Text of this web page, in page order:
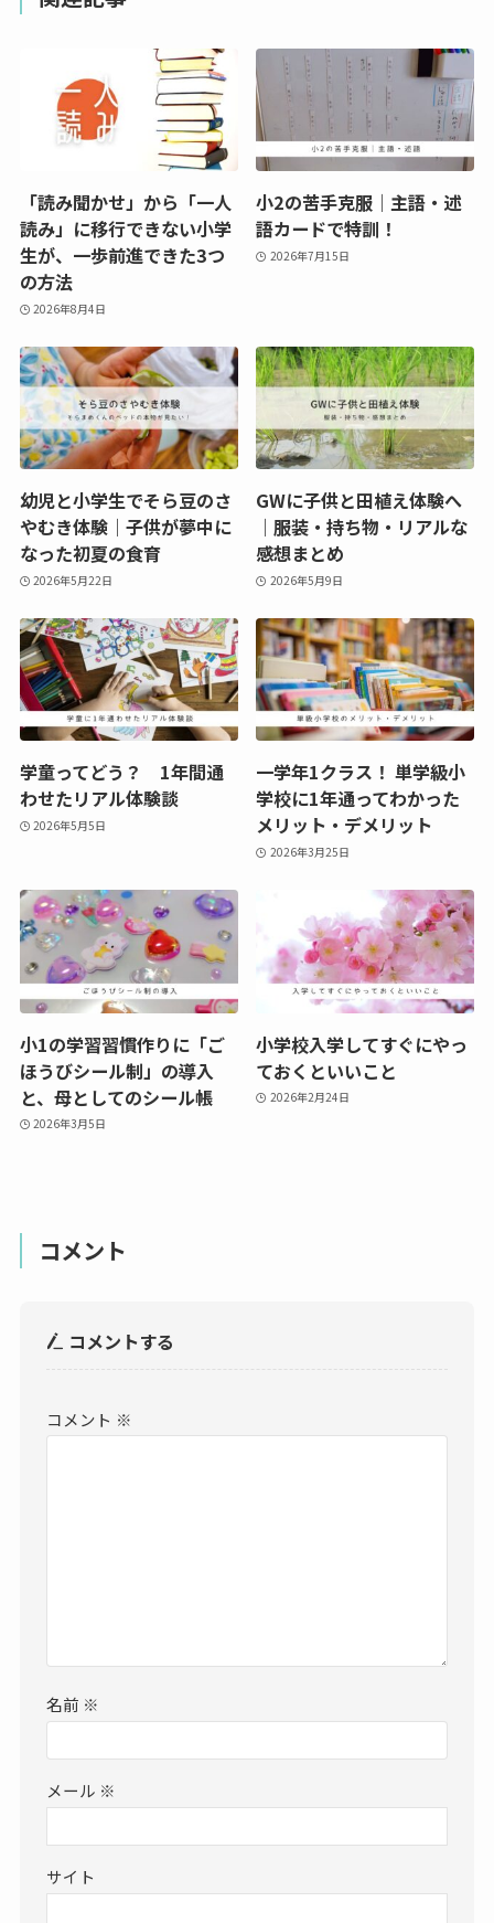
「読み聞かせ」から「一人
読み」に移行できない小学
生が、一歩前進できた3つ
の方法
2026年8月4日
小2の苦手克服｜主語・述
語カードで特訓！
2026年7月15日
幼児と小学生でそら豆のさ
やむき体験｜子供が夢中に
なった初夏の食育
2026年5月22日
GWに子供と田植え体験へ
｜服装・持ち物・リアルな
感想まとめ
2026年5月9日
学童ってどう？ 1年間通
わせたリアル体験談
2026年5月5日
一学年1クラス！ 単学級小
学校に1年通ってわかった
メリット・デメリット
2026年3月25日
小1の学習習慣作りに「ご
ほうびシール制」の導入
と、母としてのシール帳
2026年3月5日
小学校入学してすぐにやっ
ておくといいこと
2026年2月24日
コメント
コメントする
コメント ※
名前 ※
メール ※
サイト